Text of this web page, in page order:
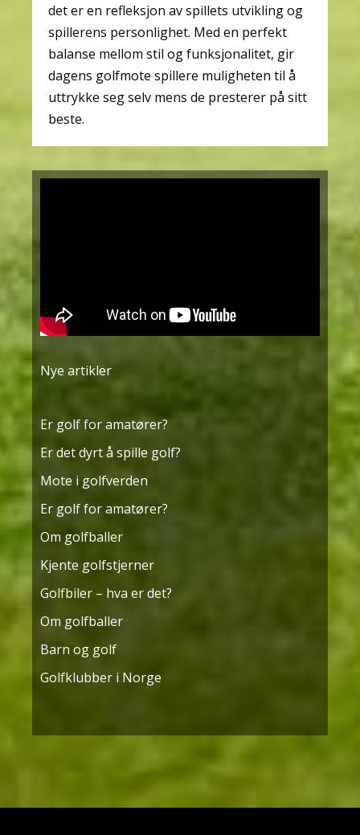
det er en refleksjon av spillets utvikling og
spillerens personlighet. Med en perfekt
balanse mellom stil og funksjonalitet, gir
dagens golfmote spillere muligheten til å
uttrykke seg selv mens de presterer på sitt
beste.
Nye artikler
Er golf for amatører?
Er det dyrt å spille golf?
Mote i golfverden
Er golf for amatører?
Om golfballer
Kjente golfstjerner
Golfbiler – hva er det?
Om golfballer
Barn og golf
Golfklubber i Norge